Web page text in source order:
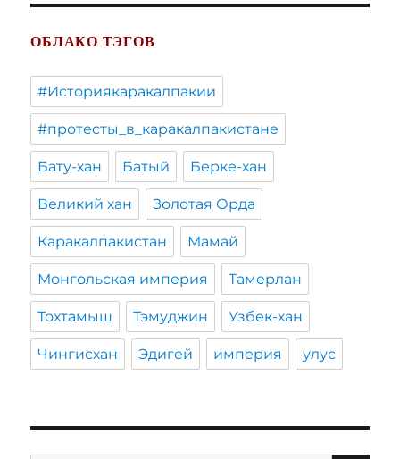
ОБЛАКО ТЭГОВ
#Историякаракалпакии
#протесты_в_каракалпакистане
Бату-хан Батый Берке-хан
Великий хан Золотая Орда
Каракалпакистан Мамай
Монгольская империя Тамерлан
Тохтамыш Тэмуджин Узбек-хан
Чингисхан Эдигей империя улус